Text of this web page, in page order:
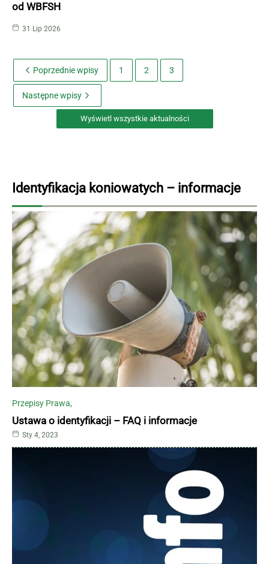
od WBFSH
31 Lip 2026
Poprzednie wpisy 1 2 3
Następne wpisy
Wyświetl wszystkie aktualności
Identyfikacja koniowatych – informacje
Przepisy Prawa
Ustawa o identyfikacji – FAQ i informacje
Sty 4, 2023